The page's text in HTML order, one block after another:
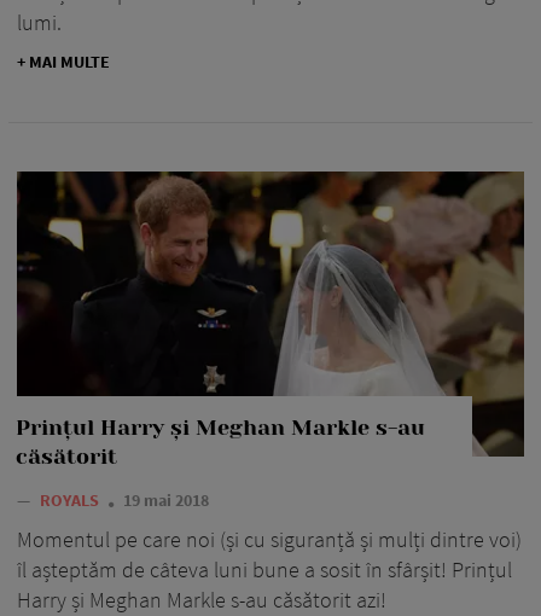
lumi.
+ MAI MULTE
Prințul Harry și Meghan Markle s-au
căsătorit
— ROYALS 19 mai 2018
Momentul pe care noi (și cu siguranță și mulți dintre voi)
îl așteptăm de câteva luni bune a sosit în sfârșit! Prințul
Harry și Meghan Markle s-au căsătorit azi!